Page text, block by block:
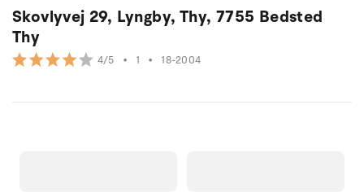
Skovlyvej 29, Lyngby, Thy, 7755 Bedsted
Thy
4/5 • 1 • 18-2004